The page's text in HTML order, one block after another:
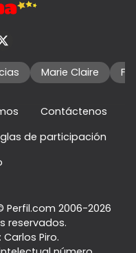
Marie Claire
Contáctenos
de participación
Perfil.com 2006-2026
reservados.
Piro.